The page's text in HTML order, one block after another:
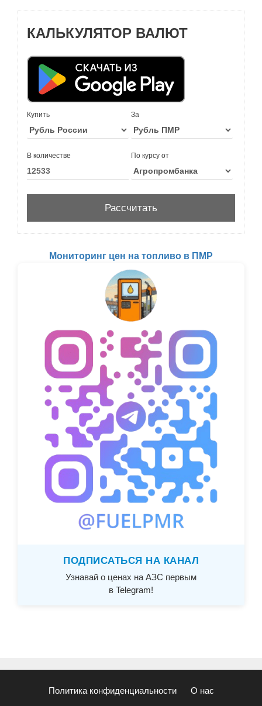
КАЛЬКУЛЯТОР ВАЛЮТ
Купить За
В количестве По курсу от
Мониторинг цен на топливо в ПМР
ПОДПИСАТЬСЯ НА КАНАЛ
Узнавай о ценах на АЗС первым
в Telegram!
Политика конфиденциальности О нас